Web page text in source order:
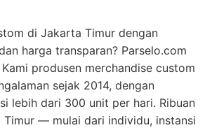
di Jakarta Timur dengan
harga transparan? Parselo.com
produsen merchandise custom
sejak 2014, dengan
lebih dari 300 unit per hari. Ribuan
— mulai dari individu, instansi